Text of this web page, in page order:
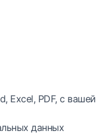
Exсel, PDF, с вашей
данных